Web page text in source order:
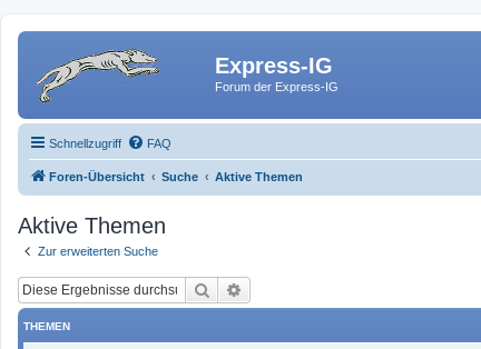
Express-IG
Forum der Express-IG
Schnellzugriff FAQ
Foren-Übersicht Suche Aktive Themen
Aktive Themen
Zur erweiterten Suche
Suche
THEMEN